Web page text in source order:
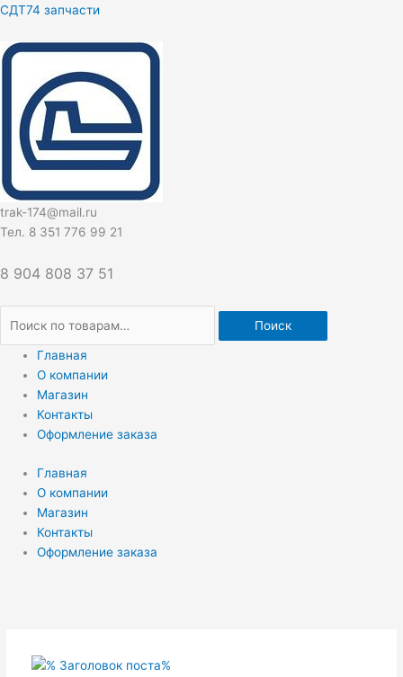
Перейти
содержимому
СДТ74 запчасти
trak-174@mail.ru
Тел. 8 351 776 99 21
8 904 808 37 51
Искать:
Поиск
Главная
О компании
Магазин
Контакты
Оформление заказа
Главная
О компании
Магазин
Контакты
Оформление заказа